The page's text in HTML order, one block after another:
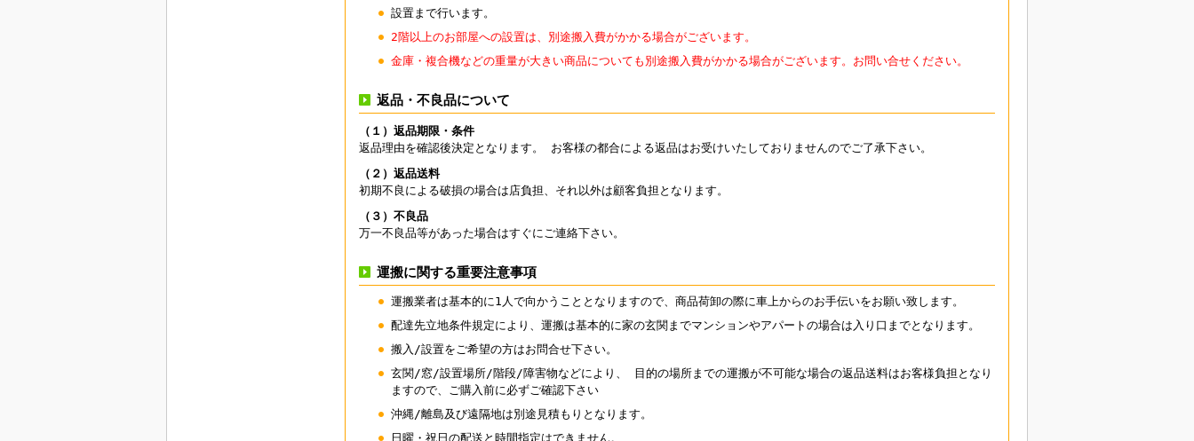
設置まで行います。
2階以上のお部屋への設置は、別途搬入費がかかる場合がございます。
金庫・複合機などの重量が大きい商品についても別途搬入費がかかる場合がございます。お問い合せください。
返品・不良品について
（１）返品期限・条件
返品理由を確認後決定となります。 お客様の都合による返品はお受けいたしておりませんのでご了承下さい。
（２）返品送料
初期不良による破損の場合は店負担、それ以外は顧客負担となります。
（３）不良品
万一不良品等があった場合はすぐにご連絡下さい。
運搬に関する重要注意事項
運搬業者は基本的に1人で向かうこととなりますので、商品荷卸の際に車上からのお手伝いをお願い致します。
配達先立地条件規定により、運搬は基本的に家の玄関までマンションやアパートの場合は入り口までとなります。
搬入/設置をご希望の方はお問合せ下さい。
玄関/窓/設置場所/階段/障害物などにより、 目的の場所までの運搬が不可能な場合の返品送料はお客様負担となり
ますので、ご購入前に必ずご確認下さい
沖縄/離島及び遠隔地は別途見積もりとなります。
日曜・祝日の配送と時間指定はできません。